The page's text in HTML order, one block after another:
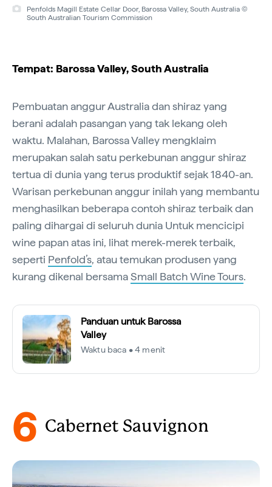
Penfolds Magill Estate Cellar Door, Barossa Valley, South Australia ©
South Australian Tourism Commission
Tempat: Barossa Valley, South Australia
Pembuatan anggur Australia dan shiraz yang
berani adalah pasangan yang tak lekang oleh
waktu. Malahan, Barossa Valley mengklaim
merupakan salah satu perkebunan anggur shiraz
tertua di dunia yang terus produktif sejak 1840-an.
Warisan perkebunan anggur inilah yang membantu
menghasilkan beberapa contoh shiraz terbaik dan
paling dihargai di seluruh dunia Untuk mencicipi
wine papan atas ini, lihat merek-merek terbaik,
seperti Penfold’s, atau temukan produsen yang
kurang dikenal bersamaSmall Batch Wine Tours.
Panduan untuk Barossa
Valley
Waktu baca • 4 menit
6 Cabernet Sauvignon